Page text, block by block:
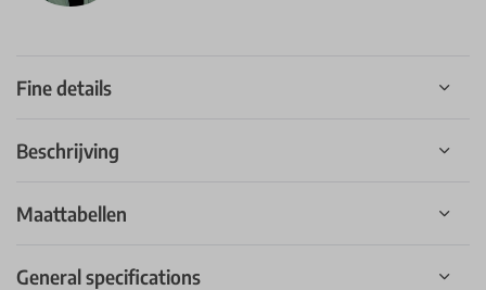
Fine details
Beschrijving
Maattabellen
General specifications